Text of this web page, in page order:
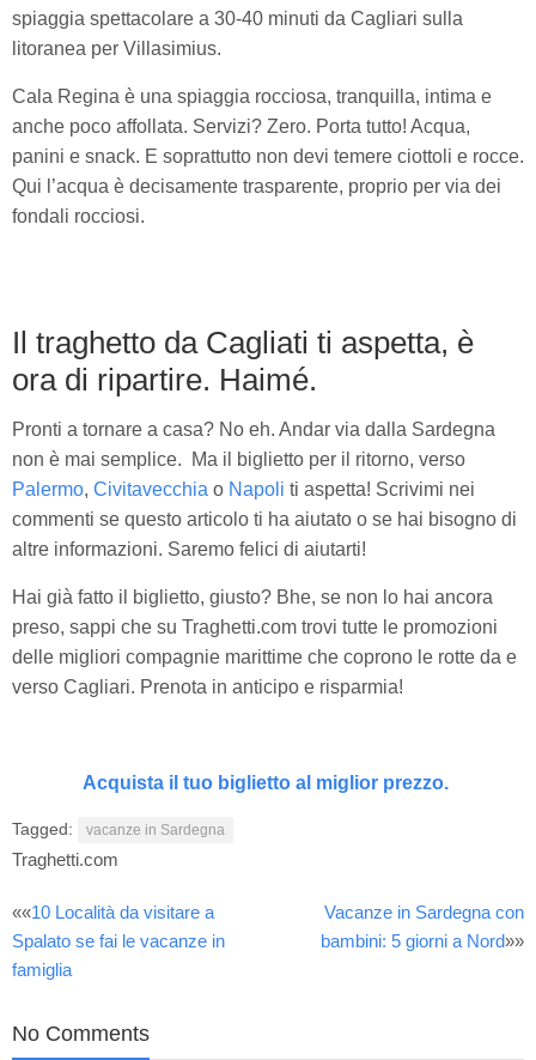
spiaggia spettacolare a 30-40 minuti da Cagliari sulla
litoranea per Villasimius.
Cala Regina è una spiaggia rocciosa, tranquilla, intima e
anche poco affollata. Servizi? Zero. Porta tutto! Acqua,
panini e snack. E soprattutto non devi temere ciottoli e rocce.
Qui l’acqua è decisamente trasparente, proprio per via dei
fondali rocciosi.
Il traghetto da Cagliati ti aspetta, è
ora di ripartire. Haimé.
Pronti a tornare a casa? No eh. Andar via dalla Sardegna
non è mai semplice. Ma il biglietto per il ritorno, verso
Palermo, Civitavecchia o Napoli ti aspetta! Scrivimi nei
commenti se questo articolo ti ha aiutato o se hai bisogno di
altre informazioni. Saremo felici di aiutarti!
Hai già fatto il biglietto, giusto? Bhe, se non lo hai ancora
preso, sappi che su Traghetti.com trovi tutte le promozioni
delle migliori compagnie marittime che coprono le rotte da e
verso Cagliari. Prenota in anticipo e risparmia!
Acquista il tuo biglietto al miglior prezzo.
Tagged: vacanze in Sardegna
Traghetti.com
Post
navigation
««10 Località da visitare a
Spalato se fai le vacanze in
famiglia
Vacanze in Sardegna con
bambini: 5 giorni a Nord»»
No Comments